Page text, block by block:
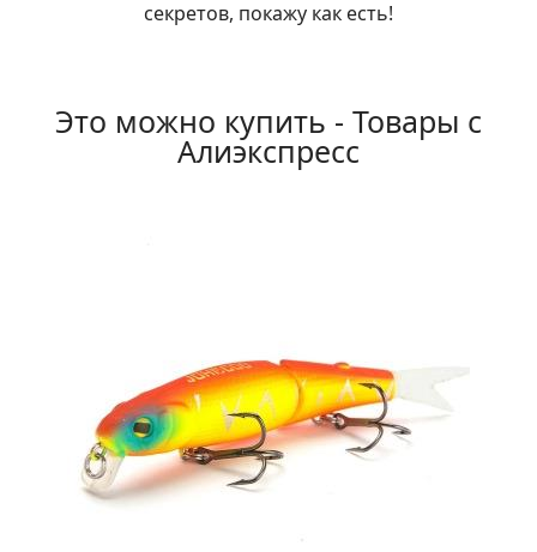
секретов, покажу как есть!
Это можно купить - Товары с
Алиэкспресс